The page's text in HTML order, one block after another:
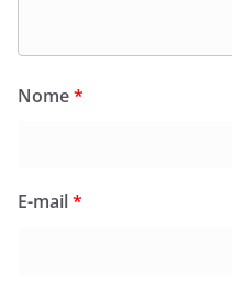
Nome*
E-mail*